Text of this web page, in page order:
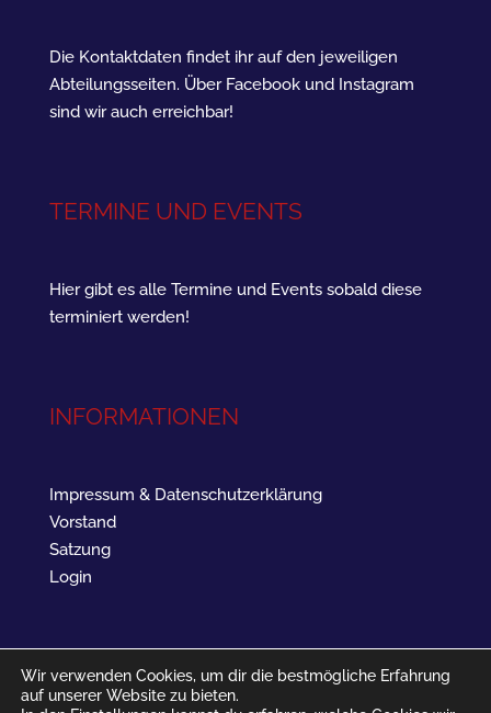
Die Kontaktdaten findet ihr auf den jeweiligen
Abteilungsseiten. Über Facebook und Instagram
sind wir auch erreichbar!
TERMINE UND EVENTS
Hier gibt es alle Termine und Events sobald diese
terminiert werden!
INFORMATIONEN
Impressum & Datenschutzerklärung
Vorstand
Satzung
Login
Wir verwenden Cookies, um dir die bestmögliche Erfahrung
auf unserer Website zu bieten.